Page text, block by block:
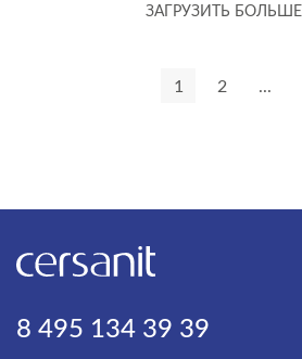
ЗАГРУЗИТЬ БОЛЬШЕ
1 2 ...
8 495 134 39 39